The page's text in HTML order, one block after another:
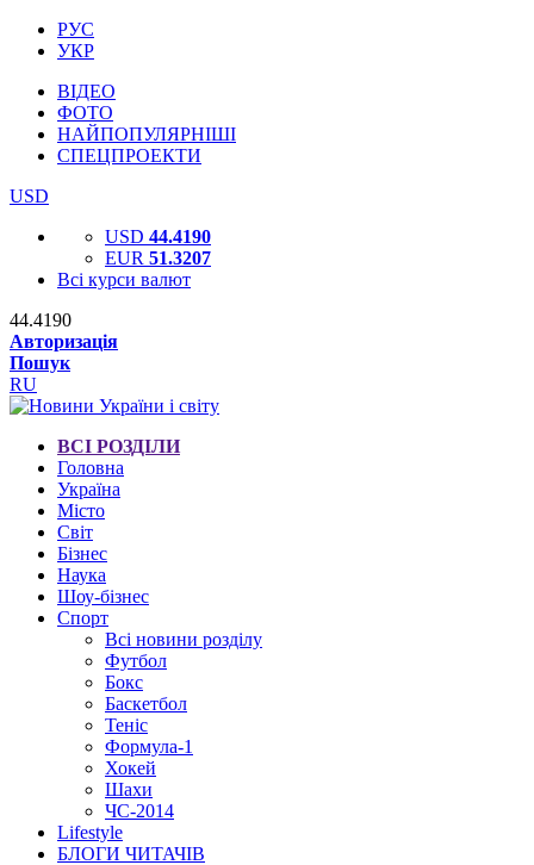
РУС
УКР
ВІДЕО
ФОТО
НАЙПОПУЛЯРНІШІ
СПЕЦПРОЕКТИ
USD
USD 44.4190
EUR 51.3207
Всі курси валют
44.4190
Авторизація
Пошук
RU
ВСІ РОЗДІЛИ
Головна
Україна
Місто
Світ
Бізнес
Наука
Шоу-бізнес
Спорт
Всі новини розділу
Футбол
Бокс
Баскетбол
Теніс
Формула-1
Хокей
Шахи
ЧС-2014
Lifestyle
БЛОГИ ЧИТАЧІВ